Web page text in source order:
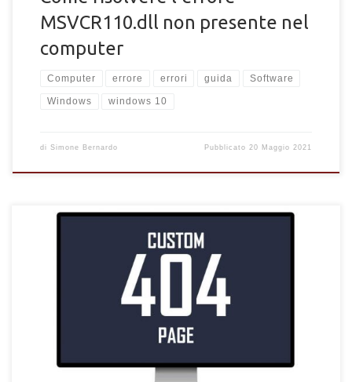
MSVCR110.dll non presente nel
computer
Computer errore errori guida Software
Windows windows 10
di Simone Bernardo Pubblicato20 Maggio 2021
Come creare e impostare una pagina 404 personalizzata per il
proprio sito web. Come mostrare una pagina speciale per